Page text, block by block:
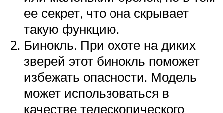
ее секрет, что она скрывает
такую функцию.
Бинокль. При охоте на диких
зверей этот бинокль поможет
избежать опасности. Модель
может использоваться в
качестве телескопического